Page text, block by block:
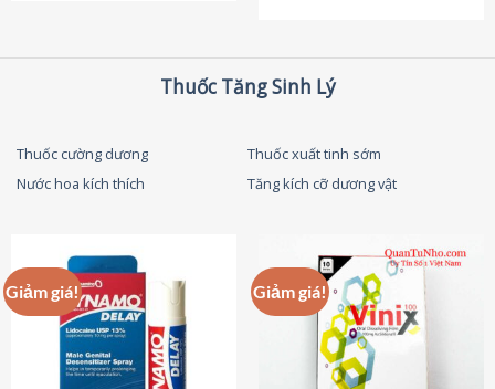
Thuốc Tăng Sinh Lý
Thuốc cường dương
Thuốc xuất tinh sớm
Nước hoa kích thích
Tăng kích cỡ dương vật
Giảm giá! Giảm giá!